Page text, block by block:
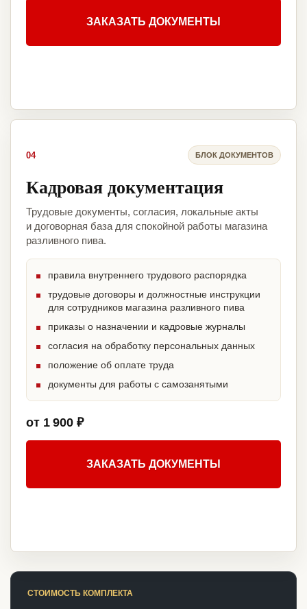
ЗАКАЗАТЬ ДОКУМЕНТЫ
04 БЛОК ДОКУМЕНТОВ
Кадровая документация
Трудовые документы, согласия, локальные акты
и договорная база для спокойной работы магазина
разливного пива.
правила внутреннего трудового распорядка
трудовые договоры и должностные инструкции
для сотрудников магазина разливного пива
приказы о назначении и кадровые журналы
согласия на обработку персональных данных
положение об оплате труда
документы для работы с самозанятыми
от 1 900 ₽
ЗАКАЗАТЬ ДОКУМЕНТЫ
СТОИМОСТЬ КОМПЛЕКТА